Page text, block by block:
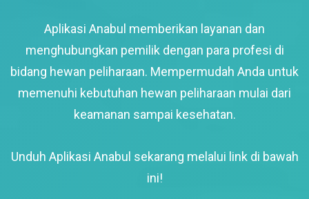
Aplikasi Anabul memberikan layanan dan
menghubungkan pemilik dengan para profesi di
bidang hewan peliharaan. Mempermudah Anda untuk
memenuhi kebutuhan hewan peliharaan mulai dari
keamanan sampai kesehatan.
Unduh Aplikasi Anabul sekarang melalui link di bawah
ini!